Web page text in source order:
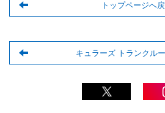
トップページへ
キュラーズ トランクル